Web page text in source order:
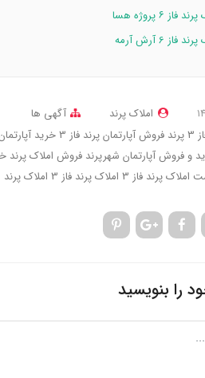
فاز ۶ پروژه هسا
فاز 6 آرش آرمه
املاک پرند
آگهی ها
فروش آپارتمان پرند فاز 3 خرید آپارتمان
و فروش آپارتمان شهرپرند فروش املاک پرند
املاک پرند فاز 3 املاک پرند فاز 3 املاک پرند
را بنویسید